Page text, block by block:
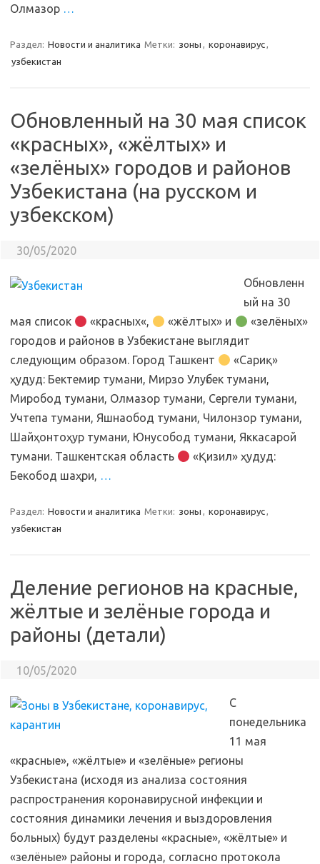
Олмазор …
Раздел: Новости и аналитика Метки: зоны , коронавирус,
узбекистан
Обновленный на 30 мая список
«красных», «жёлтых» и
«зелёных» городов и районов
Узбекистана (на русском и
узбекском)
30/05/2020
Обновленн
ый на 30
мая список
«красных«, «жёлтых» и
«зелёных»
городов и районов в Узбекистане выглядит
следующим образом. Город Ташкент
«Сариқ»
ҳудуд: Бектемир тумани, Мирзо Улуғбек тумани,
Миробод тумани, Олмазор тумани, Сергели тумани,
Учтепа тумани, Яшнаобод тумани, Чилонзор тумани,
Шайҳонтоҳур тумани, Юнусобод тумани, Яккасарой
тумани. Ташкентская область
«Қизил» ҳудуд:
Бекобод шаҳри, …
Раздел: Новости и аналитика Метки: зоны , коронавирус,
узбекистан
Деление регионов на красные,
жёлтые и зелёные города и
районы (детали)
10/05/2020
С
понедельника
11 мая
«красные», «жёлтые» и «зелёные» регионы
Узбекистана (исходя из анализа состояния
распространения коронавирусной инфекции и
состояния динамики лечения и выздоровления
больных) будут разделены «красные», «жёлтые» и
«зелёные» районы и города, согласно протокола